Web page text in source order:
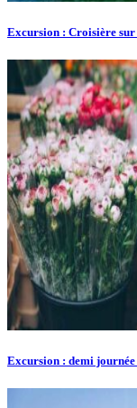
Excursion : Croisière
Excursion : demi